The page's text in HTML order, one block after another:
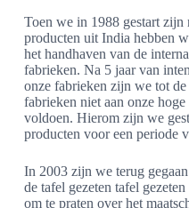
Toen we in 1988 gestart zijn
producten uit India hebben
het handhaven van de
fabrieken. Na 5 jaar van
onze fabrieken zijn we tot
fabrieken niet aan onze
voldoen. Hierom zijn we
producten voor een periode
In 2003 zijn we terug
de tafel gezeten tafel
om te praten over het